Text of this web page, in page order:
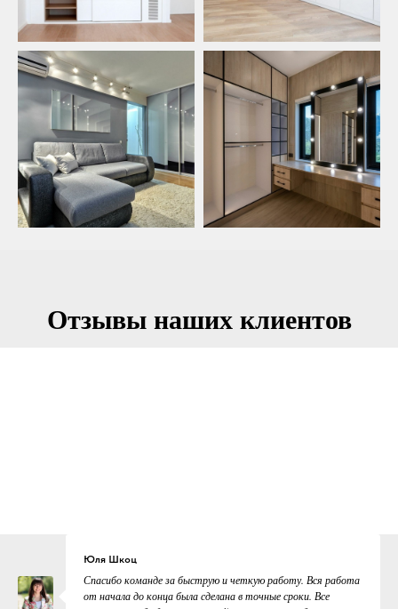
Отзывы наших клиентов
Юля Шкоц
Спасибо команде за быструю и четкую работу. Вся работа
от начала до конца была сделана в точные сроки. Все